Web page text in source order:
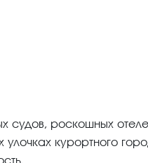
судов, роскошных
курортного